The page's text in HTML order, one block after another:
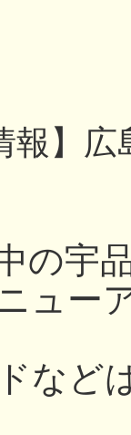
報】
の宇
ュー
など